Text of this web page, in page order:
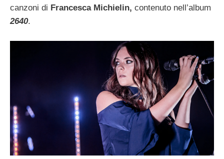
canzoni di Francesca Michielin, contenuto nell’album
2640.